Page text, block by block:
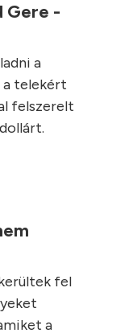
Gere -
a
a telekért
felszerelt
fel
a